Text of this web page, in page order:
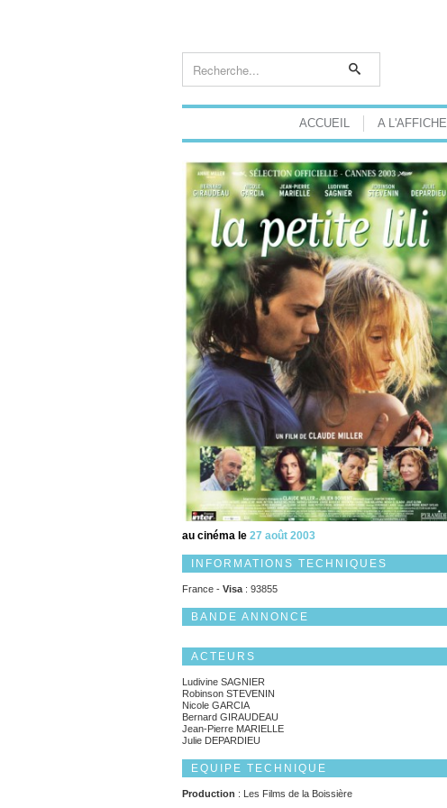
ACCUEIL A L'AFFICHE
au cinéma le 27 août 2003
INFORMATIONS TECHNIQUES
France - Visa : 93855
BANDE ANNONCE
ACTEURS
Ludivine SAGNIER
Robinson STEVENIN
Nicole GARCIA
Bernard GIRAUDEAU
Jean-Pierre MARIELLE
Julie DEPARDIEU
EQUIPE TECHNIQUE
Production : Les Films de la Boissière